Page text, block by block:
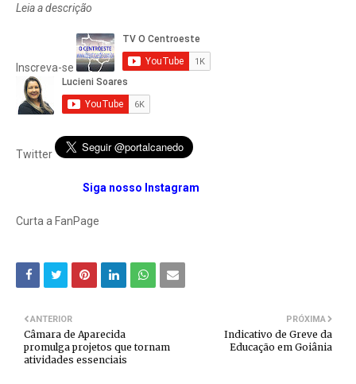
Leia a descrição
Inscreva-se
Twitter
Siga nosso Instagram
Curta a FanPage
PRÓXIMA
Indicativo de Greve da
Educação em Goiânia
ANTERIOR
Câmara de Aparecida
promulga projetos que tornam
atividades essenciais